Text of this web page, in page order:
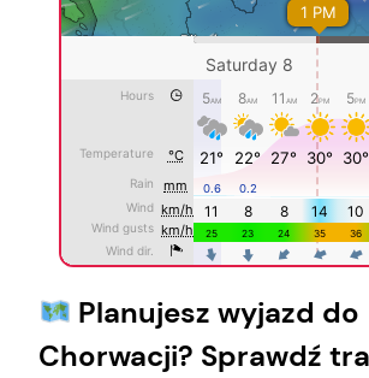
Planujesz wyjazd do
Chorwacji? Sprawdź